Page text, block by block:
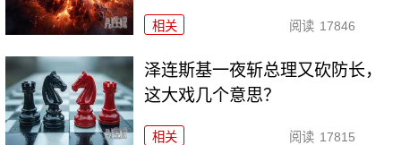
相关 阅读 17846
泽连斯基一夜斩总理又砍防长，
这大戏几个意思？
相关 阅读 17815